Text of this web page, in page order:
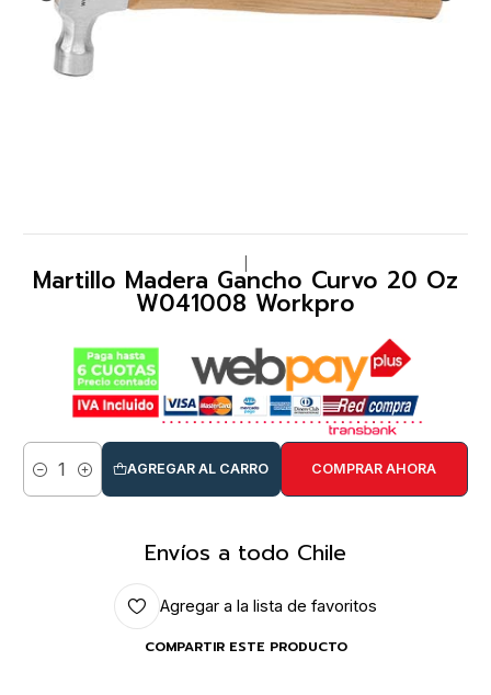
Martillo Madera Gancho Curvo 20 Oz
W041008 Workpro
Cantidad
AGREGAR AL CARRO COMPRAR AHORA
Envíos a todo Chile
Agregar a la lista de favoritos
COMPARTIR ESTE PRODUCTO